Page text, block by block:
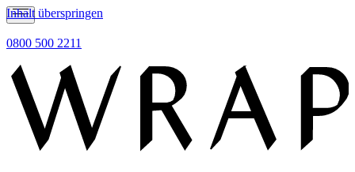
Inhalt überspringen
0800 500 2211